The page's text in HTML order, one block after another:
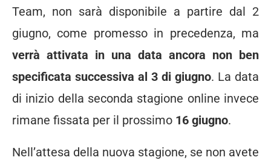
Team, non sarà disponibile a partire dal 2
giugno, come promesso in precedenza, ma
verrà attivata in una data ancora non ben
specificata successiva al 3 di giugno. La data
di inizio della seconda stagione online invece
rimane fissata per il prossimo 16 giugno.
Nell’attesa della nuova stagione, se non avete